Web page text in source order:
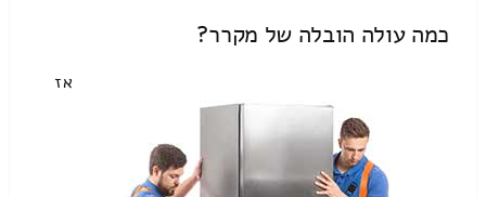
כמה עולה הובלה של מקרר?
אז